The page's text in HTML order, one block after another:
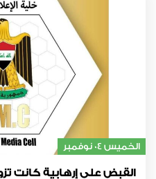
الخميس 04 نوفمبر
القبض على إرهابية كانت